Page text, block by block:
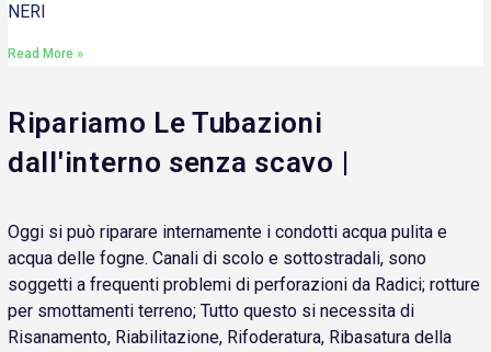
NERI
Read More »
Ripariamo Le Tubazioni
dall'interno senza scavo |
Oggi si può riparare internamente i condotti acqua pulita e
acqua delle fogne. Canali di scolo e sottostradali, sono
soggetti a frequenti problemi di perforazioni da Radici; rotture
per smottamenti terreno; Tutto questo si necessita di
Risanamento, Riabilitazione, Rifoderatura, Ribasatura della